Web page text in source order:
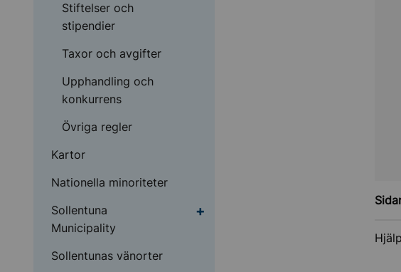
Stiftelser och
stipendier
Taxor och avgifter
Upphandling och
konkurrens
Övriga regler
Kartor
Nationella minoriteter
Sollentuna
Municipality
Undermeny för Sollentuna Municipality
Sollentunas vänorter